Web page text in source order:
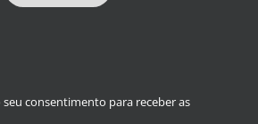
seu consentimento para receber as